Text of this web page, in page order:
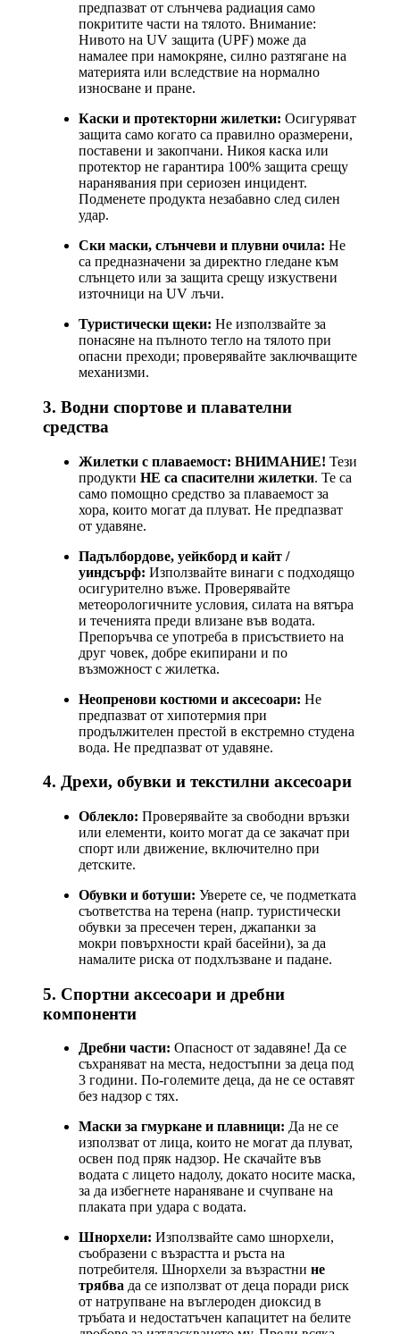
предпазват от слънчева радиация само
покритите части на тялото. Внимание:
Нивото на UV защита (UPF) може да
намалее при намокряне, силно разтягане на
материята или вследствие на нормално
износване и пране.
Каски и протекторни жилетки: Осигуряват
защита само когато са правилно оразмерени,
поставени и закопчани. Никоя каска или
протектор не гарантира 100% защита срещу
наранявания при сериозен инцидент.
Подменете продукта незабавно след силен
удар.
Ски маски, слънчеви и плувни очила: Не
са предназначени за директно гледане към
слънцето или за защита срещу изкуствени
източници на UV лъчи.
Туристически щеки: Не използвайте за
понасяне на пълното тегло на тялото при
опасни преходи; проверявайте заключващите
механизми.
3. Водни спортове и плавателни
средства
Жилетки с плаваемост: ВНИМАНИЕ! Тези
продукти НЕ са спасителни жилетки. Те са
само помощно средство за плаваемост за
хора, които могат да плуват. Не предпазват
от удавяне.
Падълбордове, уейкборд и кайт /
уиндсърф: Използвайте винаги с подходящо
осигурително въже. Проверявайте
метеорологичните условия, силата на вятъра
и теченията преди влизане във водата.
Препоръчва се употреба в присъствието на
друг човек, добре екипирани и по
възможност с жилетка.
Неопренови костюми и аксесоари: Не
предпазват от хипотермия при
продължителен престой в екстремно студена
вода. Не предпазват от удавяне.
4. Дрехи, обувки и текстилни аксесоари
Облекло: Проверявайте за свободни връзки
или елементи, които могат да се закачат при
спорт или движение, включително при
детските.
Обувки и ботуши: Уверете се, че подметката
съответства на терена (напр. туристически
обувки за пресечен терен, джапанки за
мокри повърхности край басейни), за да
намалите риска от подхлъзване и падане.
5. Спортни аксесоари и дребни
компоненти
Дребни части: Опасност от задавяне! Да се
съхраняват на места, недостъпни за деца под
3 години. По-големите деца, да не се оставят
без надзор с тях.
Маски за гмуркане и плавници: Да не се
използват от лица, които не могат да плуват,
освен под пряк надзор. Не скачайте във
водата с лицето надолу, докато носите маска,
за да избегнете нараняване и счупване на
плаката при удара с водата.
Шнорхели: Използвайте само шнорхели,
съобразени с възрастта и ръста на
потребителя. Шнорхели за възрастни не
трябва да се използват от деца поради риск
от натрупване на въглероден диоксид в
тръбата и недостатъчен капацитет на белите